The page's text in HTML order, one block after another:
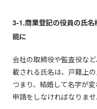
3-1.商業登記の役員の氏
能に
会社の取締役や監査役な
載される氏名は、戸籍上
つまり、結婚して名字が
申請をしなければなりませ